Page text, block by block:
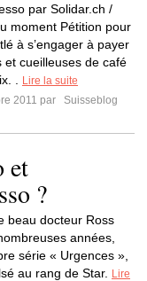
par Solidar.ch /
moment Pétition pour
à s’engager à payer
et cueilleuses de café
.
Lire la suite
2011 par
Suisseblog
et
?
beau docteur Ross
années,
série « Urgences »,
au rang de Star.
Lire